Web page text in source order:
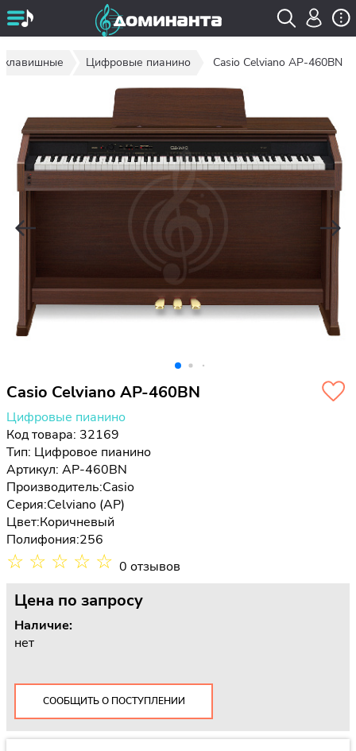
клавишные Цифровые пианино Casio Celviano AP-460BN
Casio Celviano AP-460BN
Цифровые пианино
Код товара: 32169
Тип: Цифровое пианино
Артикул: AP-460BN
Производитель:Casio
Серия:Celviano (AP)
Цвет:Коричневый
Полифония:256
☆ ☆ ☆ ☆ ☆ 0 отзывов
Цена по запросу
Наличие:
нет
СООБЩИТЬ О ПОСТУПЛЕНИИ